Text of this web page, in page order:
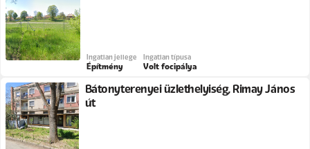
Ingatlan jellege
Építmény
Ingatlan típusa
Volt focipálya
Bátonyterenyei üzlethelyiség, Rimay János
út